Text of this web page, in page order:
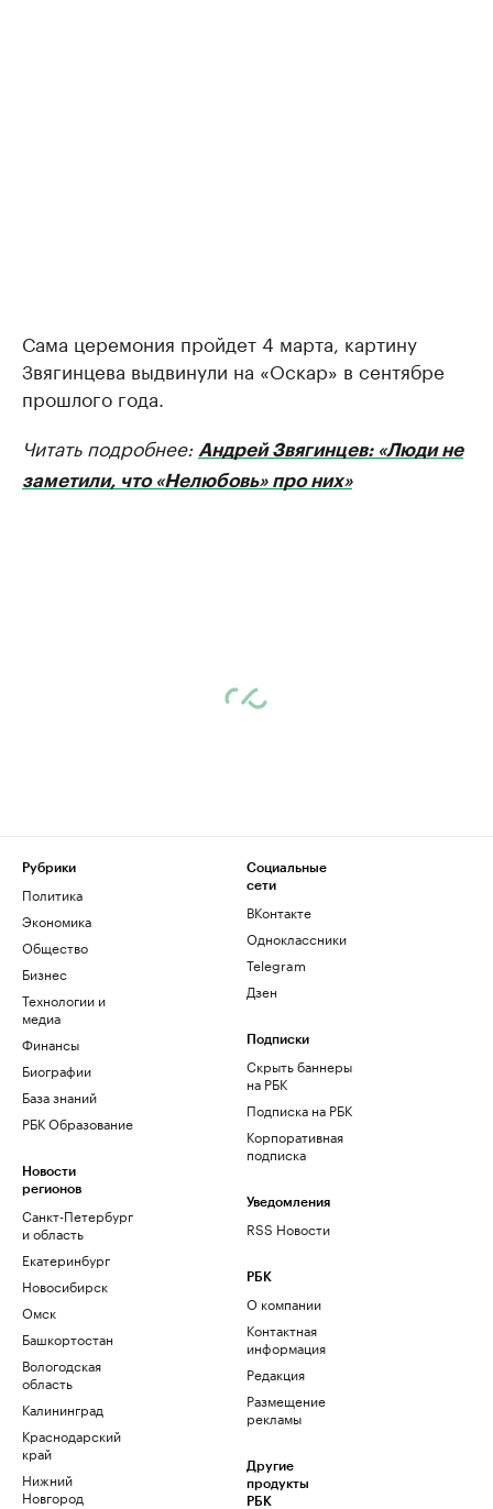
Сама церемония пройдет 4 марта, картину
Звягинцева выдвинули на «Оскар» в сентябре
прошлого года.
Читать подробнее: Андрей Звягинцев: «Люди не
заметили, что «Нелюбовь» про них»
Рубрики
Политика
Экономика
Общество
Бизнес
Технологии и
медиа
Финансы
Биографии
База знаний
РБК Образование
Новости
регионов
Санкт-Петербург
и область
Екатеринбург
Новосибирск
Омск
Башкортостан
Вологодская
область
Калининград
Краснодарский
край
Нижний
Новгород
Социальные
сети
ВКонтакте
Одноклассники
Telegram
Дзен
Подписки
Скрыть баннеры
на РБК
Подписка на РБК
Корпоративная
подписка
Уведомления
RSS Новости
РБК
О компании
Контактная
информация
Редакция
Размещение
рекламы
Другие
продукты
РБК